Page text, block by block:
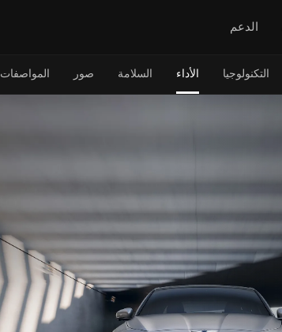
الدعم
التكنولوجيا الأداء السلامة صور المواصفات